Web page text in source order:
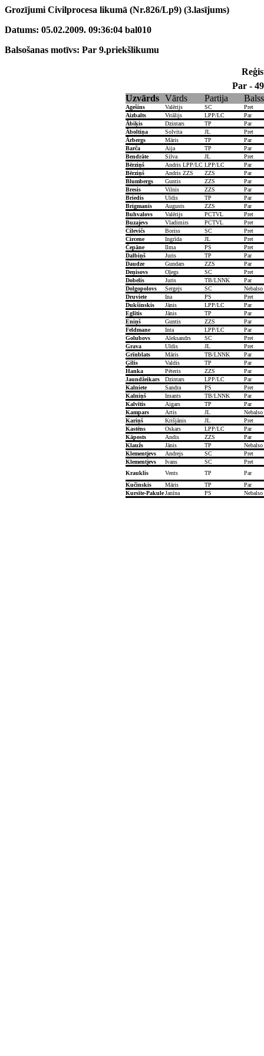
Grozījumi Civilprocesa likumā (Nr.826/Lp9) (3.lasījums)
Datums: 05.02.2009. 09:36:04 bal010
Balsošanas motīvs: Par 9.priekšlikumu
Par - 49
Uzvārds
Vārds Partija Balss
Agešins Valērijs SC
Pret
Aizbalts
Vitālijs LPP/LC
Par
Ābiķis
Dzintars TP
Par
Āboltiņa
Solvita JL
Pret
Ārbergs
Māris TP
Par
Barča
Aija TP
Par
Bendrāte
Silva JL
Pret
Bērziņš
Andris LPP/LC LPP/LC
Par
Bērziņš
Andris ZZS ZZS
Par
Blumbergs
Guntis ZZS
Par
Bresis
Vilnis ZZS
Par
Briedis
Uldis TP
Par
Brigmanis
Augusts ZZS
Par
Buhvalovs
Valērijs PCTVL
Pret
Buzajevs
Vladimirs PCTVL
Pret
Cilevičs
Boriss SC
Pret
Circene
Ingrīda JL
Pret
Čepāne
Ilma PS
Pret
Dalbiņš
Juris TP
Par
Daudze
Gundars ZZS
Par
Deņisovs
Oļegs SC
Pret
Dobelis
Juris TB/LNNK
Par
Dolgopolovs
Sergejs SC
Nebalso
Druviete
Ina PS
Pret
Dukšinskis
Jānis LPP/LC
Par
Eglītis
Jānis TP
Par
Eniņš
Guntis ZZS
Par
Feldmane
Inta LPP/LC
Par
Golubovs
Aleksandrs SC
Pret
Grava
Uldis JL
Pret
Grīnblats
Māris TB/LNNK
Par
Ģīlis
Valdis TP
Par
Hanka
Pēteris ZZS
Par
Jaundžeikars
Dzintars LPP/LC
Par
Kalniete
Sandra PS
Pret
Kalniņš
Imants TB/LNNK
Par
Kalvītis
Aigars TP
Par
Kampars
Artis JL
Nebalso
Kariņš
Krišjānis JL
Pret
Kastēns
Oskars LPP/LC
Par
Kāposts
Andis ZZS
Par
Klaužs
Jānis TP
Nebalso
Klementjevs
Andrejs SC
Pret
Klementjevs
Ivans SC
Pret
Krauklis
Vents TP
Par
Kučinskis
Māris TP
Par
Kursīte-Pakule Janīna PS Nebalso